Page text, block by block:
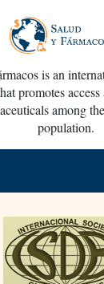
is an
promotes
among
population.